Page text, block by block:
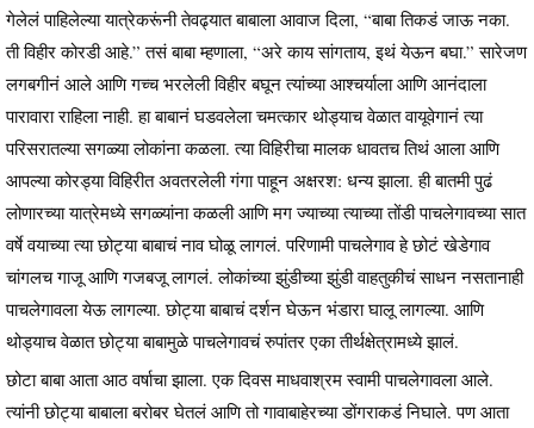
गेलेलं पाहिलेल्या यात्रेकरूंनी तेवढ्यात बाबाला आवाज दिला, “बाबा तिकडं जाऊ नका.
ती विहीर कोरडी आहे.” तसं बाबा म्हणाला, “अरे काय सांगताय, इथं येऊन बघा.” सारेजण
लगबगीनं आले आणि गच्च भरलेली विहीर बघून त्यांच्या आश्चर्याला आणि आनंदाला
पारावारा राहिला नाही. हा बाबानं घडवलेला चमत्कार थोड्याच वेळात वायूवेगानं त्या
परिसरातल्या सगळ्या लोकांना कळला. त्या विहिरीचा मालक धावतच तिथं आला आणि
आपल्या कोरड्या विहिरीत अवतरलेली गंगा पाहून अक्षरश: धन्य झाला. ही बातमी पुढं
लोणारच्या यात्रेमध्ये सगळ्यांना कळली आणि मग ज्याच्या त्याच्या तोंडी पाचलेगावच्या सात
वर्षे वयाच्या त्या छोट्या बाबाचं नाव घोळू लागलं. परिणामी पाचलेगाव हे छोटं खेडेगाव
चांगलच गाजू आणि गजबजू लागलं. लोकांच्या झुंडीच्या झुंडी वाहतुकीचं साधन नसतानाही
पाचलेगावला येऊ लागल्या. छोट्या बाबाचं दर्शन घेऊन भंडारा घालू लागल्या. आणि
थोड्याच वेळात छोट्या बाबामुळे पाचलेगावचं रुपांतर एका तीर्थक्षेत्रामध्ये झालं.
छोटा बाबा आता आठ वर्षाचा झाला. एक दिवस माधवाश्रम स्वामी पाचलेगावला आले.
त्यांनी छोट्या बाबाला बरोबर घेतलं आणि तो गावाबाहेरच्या डोंगराकडं निघाले. पण आता